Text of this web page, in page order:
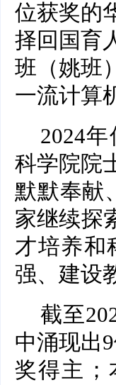
位获奖的
择回国育
班（姚班
一流计算
2024
科学院院
默默奉献
家继续探
才培养和
强、建设
截至
中涌现出
奖得主；